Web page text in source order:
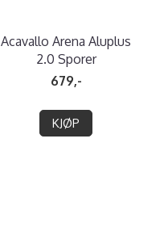
Acavallo Arena Aluplus
2.0 Sporer
679,-
KJØP